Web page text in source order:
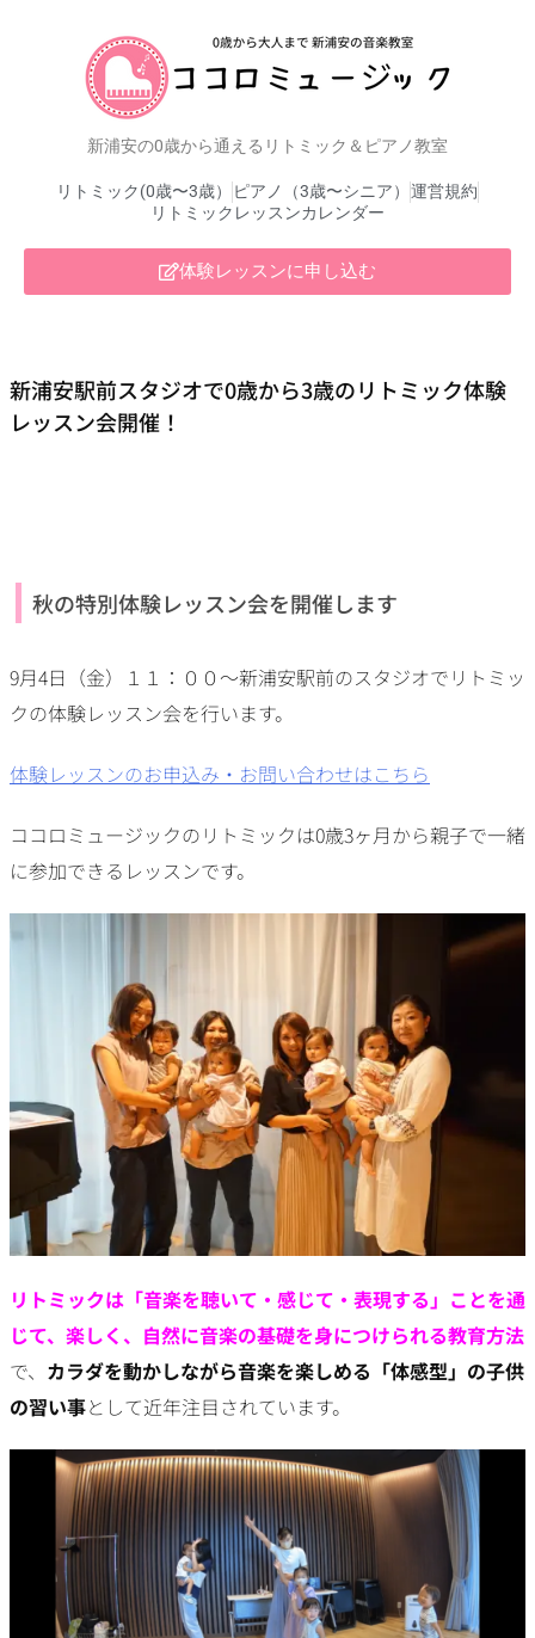
新浦安の0歳から通えるリトミック＆ピアノ教室
リトミック(0歳〜3歳） ピアノ（3歳〜シニア） 運営規約
リトミックレッスンカレンダー
体験レッスンに申し込む
新浦安駅前スタジオで0歳から3歳のリトミック体験
レッスン会開催！
秋の特別体験レッスン会を開催します
9月4日（金）１１：００～新浦安駅前のスタジオでリトミッ
クの体験レッスン会を行います。
体験レッスンのお申込み・お問い合わせはこちら
ココロミュージックのリトミックは0歳3ヶ月から親子で一緒
に参加できるレッスンです。
リトミックは「音楽を聴いて・感じて・表現する」ことを通
じて、楽しく、自然に音楽の基礎を身につけられる教育方法
で、 カラダを動かしながら音楽を楽しめる「体感型」の子供
の習い事として近年注目されています。